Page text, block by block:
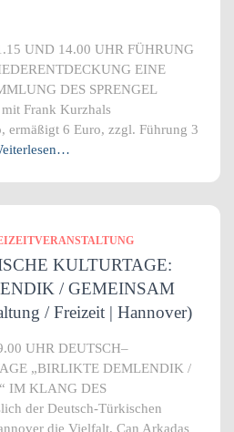
UND 14.00 UHR FÜHRUNG
EINE
DES SPRENGEL
Frank Kurzhals
ermäßigt 6 Euro, zzgl. Führung 3
KULTURTAGE:
/ GEMEINSAM
/ Freizeit | Hannover)
UHR DEUTSCH–
„BIRLIKTE DEMLENDIK /
IM KLANG DES
der Deutsch-Türkischen
die Vielfalt. Can Arkadaş